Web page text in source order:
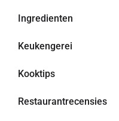
Ingredienten
Keukengerei
Kooktips
Restaurantrecensies